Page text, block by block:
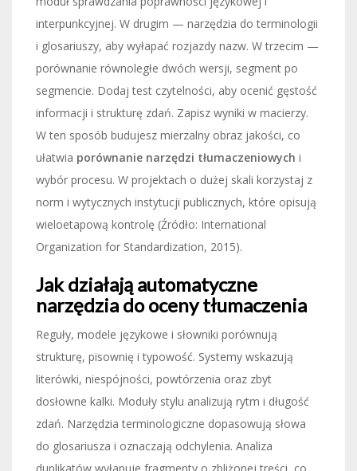
interpunkcyjnej. W drugim — narzędzia do terminologii
i glosariuszy, aby wyłapać rozjazdy nazw. W trzecim —
porównanie równoległe dwóch wersji, segment po
segmencie. Dodaj test czytelności, aby ocenić gęstość
informacji i strukturę zdań. Zapisz wyniki w macierzy.
W ten sposób budujesz mierzalny obraz jakości, co
ułatwia porównanie narzędzi tłumaczeniowych i
wybór procesu. W projektach o dużej skali korzystaj z
norm i wytycznych instytucji publicznych, które opisują
wieloetapową kontrolę (Źródło: International
Organization for Standardization, 2015).
Jak działają automatyczne
narzędzia do oceny tłumaczenia
Reguły, modele językowe i słowniki porównują
strukturę, pisownię i typowość. Systemy wskazują
literówki, niespójności, powtórzenia oraz zbyt
dosłowne kalki. Moduły stylu analizują rytm i długość
zdań. Narzędzia terminologiczne dopasowują słowa
do glosariusza i oznaczają odchylenia. Analiza
duplikatów wyłapuje fragmenty o zbliżonej treści, co